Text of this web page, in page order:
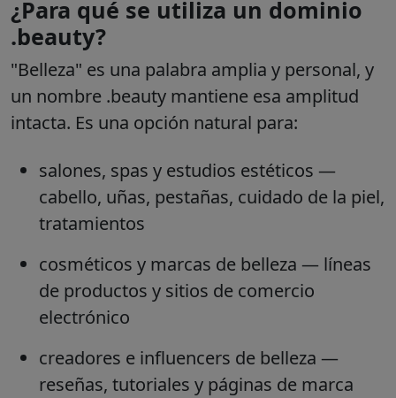
¿Para qué se utiliza un dominio
.beauty?
"Belleza" es una palabra amplia y personal, y
un nombre .beauty mantiene esa amplitud
intacta. Es una opción natural para:
salones, spas y estudios estéticos —
cabello, uñas, pestañas, cuidado de la piel,
tratamientos
cosméticos y marcas de belleza — líneas
de productos y sitios de comercio
electrónico
creadores e influencers de belleza —
reseñas, tutoriales y páginas de marca